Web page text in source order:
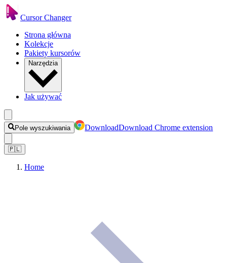
Cursor Changer
Strona główna
Kolekcje
Pakiety kursorów
Narzędzia
Jak używać
Pole wyszukiwania DownloadDownload Chrome extension
🇵🇱
Home